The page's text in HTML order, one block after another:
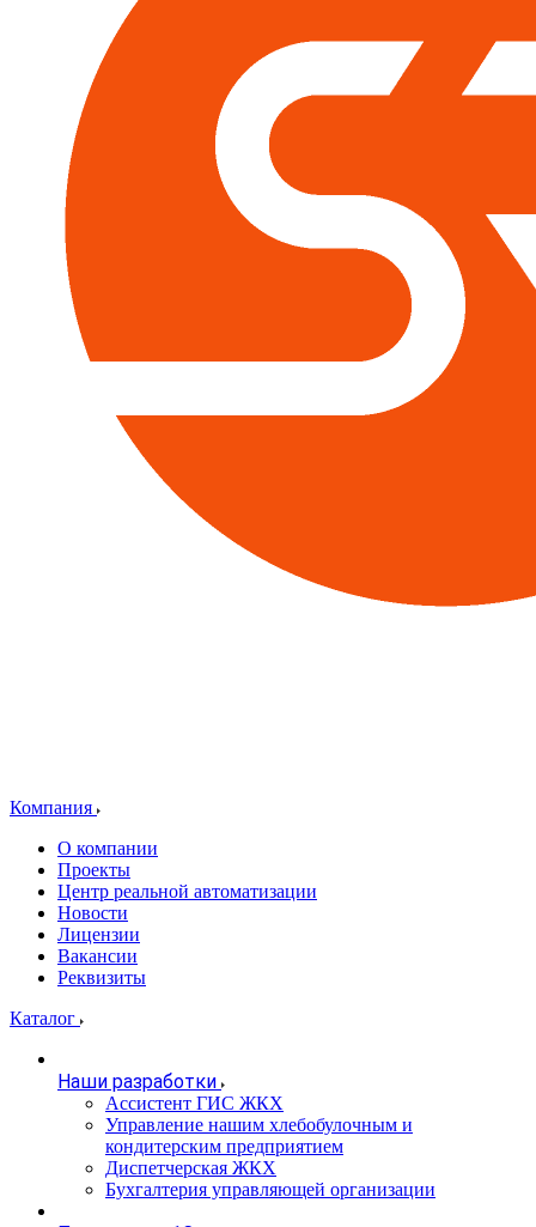
Компания
О компании
Проекты
Центр реальной автоматизации
Новости
Лицензии
Вакансии
Реквизиты
Каталог
Наши разработки
Ассистент ГИС ЖКХ
Управление нашим хлебобулочным и
кондитерским предприятием
Диспетчерская ЖКХ
Бухгалтерия управляющей организации